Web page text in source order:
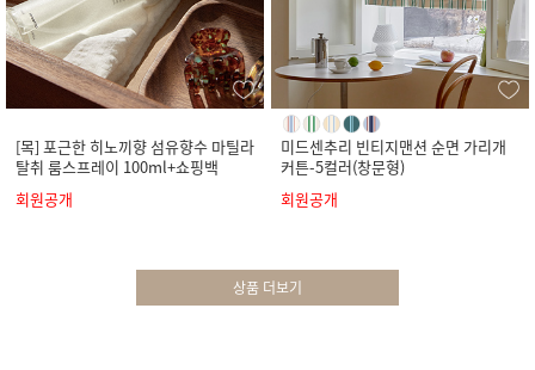
[목] 포근한 히노끼향 섬유향수 마틸라
탈취 룸스프레이 100ml+쇼핑백
회원공개
미드센추리 빈티지맨션 순면 가리개
커튼-5컬러(창문형)
회원공개
상품 더보기